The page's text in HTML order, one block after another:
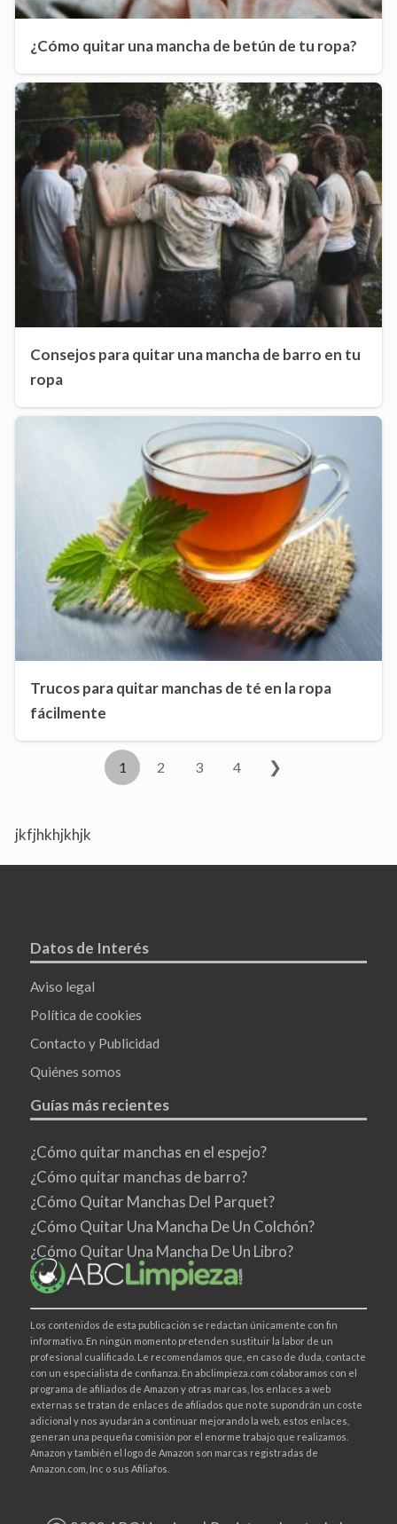
¿Cómo quitar una mancha de betún de tu ropa?
Consejos para quitar una mancha de barro en tu
ropa
Trucos para quitar manchas de té en la ropa
fácilmente
1 2 3 4 ❯
jkfjhkhjkhjk
Datos de Interés
Aviso legal
Política de cookies
Contacto y Publicidad
Quiénes somos
Guías más recientes
¿Cómo quitar manchas en el espejo?
¿Cómo quitar manchas de barro?
¿Cómo Quitar Manchas Del Parquet?
¿Cómo Quitar Una Mancha De Un Colchón?
¿Cómo Quitar Una Mancha De Un Libro?
Los contenidos de esta publicación se redactan únicamente con fin
informativo. En ningún momento pretenden sustituir la labor de un
profesional cualificado. Le recomendamos que, en caso de duda, contacte
con un especialista de confianza. En abclimpieza.com colaboramos con el
programa de afiliados de Amazon y otras marcas, los enlaces a web
externas se tratan de enlaces de afiliados que no te supondrán un coste
adicional y nos ayudarán a continuar mejorando la web, estos enlaces,
generan una pequeña comisión por el enorme trabajo que realizamos.
Amazon y también el logo de Amazon son marcas registradas de
Amazon.com, Inc o sus Afiliafos.